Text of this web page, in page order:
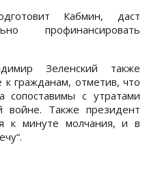
Кабмин, даст
профинансировать
Зеленский также
гражданам, отметив, что
сопоставимы с утратами
Также президент
к минуте молчания, и в